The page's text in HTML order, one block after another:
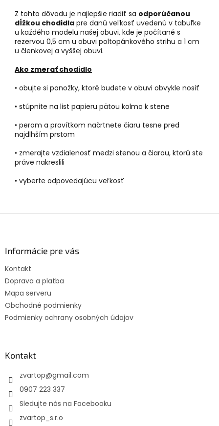
Z tohto dôvodu je najlepšie riadiť sa odporúčanou
dĺžkou chodidla pre danú veľkosť uvedenú v tabuľke
u každého modelu našej obuvi, kde je počítané s
rezervou 0,5 cm u obuvi poltopánkového strihu a 1 cm
u členkovej a vyššej obuvi.
Ako zmerať chodidlo
• obujte si ponožky, ktoré budete v obuvi obvykle nosiť
• stúpnite na list papieru pätou kolmo k stene
• perom a pravítkom načrtnete čiaru tesne pred
najdlhším prstom
• zmerajte vzdialenosť medzi stenou a čiarou, ktorú ste
práve nakreslili
• vyberte odpovedajúcu veľkosť
Informácie pre vás
Kontakt
Doprava a platba
Mapa serveru
Obchodné podmienky
Podmienky ochrany osobných údajov
Kontakt
zvartop@gmail.com
0907 223 337
Sledujte nás na Facebooku
zvartop_s.r.o